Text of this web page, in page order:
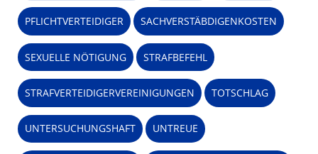
PFLICHTVERTEIDIGER SACHVERSTÄBDIGENKOSTEN
SEXUELLE NÖTIGUNG STRAFBEFEHL
STRAFVERTEIDIGERVEREINIGUNGEN TOTSCHLAG
UNTERSUCHUNGSHAFT UNTREUE